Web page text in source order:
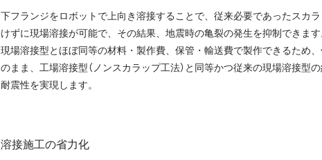
下フランジをロボットで上向き溶接することで、従来必要であったスカ
けずに現場溶接が可能で、その結果、地震時の亀裂の発生を抑制できま
現場溶接型とほぼ同等の材料・製作費、保管・輸送費で製作できるため
のまま、工場溶接型（ノンスカラップ工法）と同等かつ従来の現場溶接型
耐震性を実現します。
溶接施工の省力化